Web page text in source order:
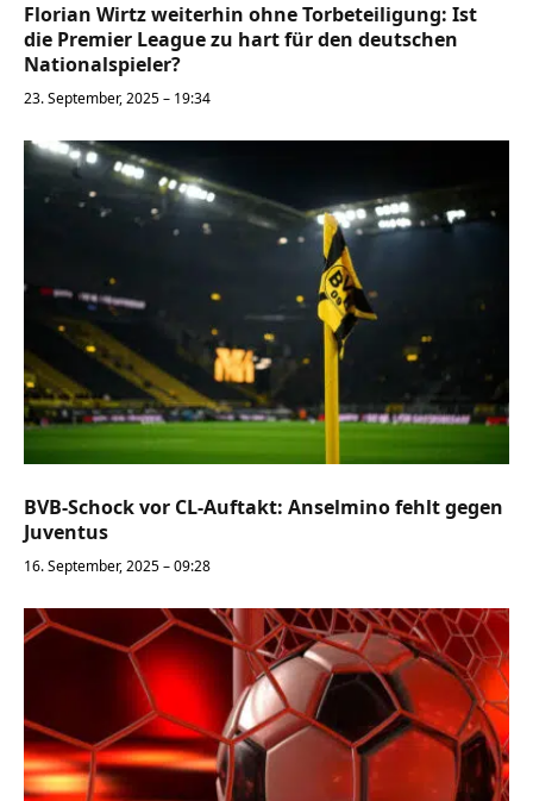
Florian Wirtz weiterhin ohne Torbeteiligung: Ist
die Premier League zu hart für den deutschen
Nationalspieler?
23. September, 2025 – 19:34
BVB-Schock vor CL-Auftakt: Anselmino fehlt gegen
Juventus
16. September, 2025 – 09:28